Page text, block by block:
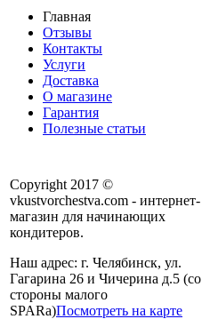
Главная
Отзывы
Контакты
Услуги
Доставка
О магазине
Гарантия
Полезные статьи
Copyright 2017 ©
vkustvorchestva.com - интернет-
магазин для начинающих
кондитеров.
Наш адрес: г. Челябинск, ул.
Гагарина 26 и Чичерина д.5 (со
стороны малого
SPARa)Посмотреть на карте